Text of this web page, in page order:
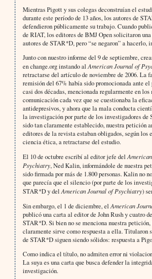
Mientras Pigott y sus colegas deconstruían el
durante este período de 13 años, los autores de
defendieron públicamente su trabajo. Cuando
de RIAT, los editores de BMJ Open solicitaron una
autores de STAR*D, pero “se negaron” a hacerlo,
Junto con nuestro informe del 9 de septiembre,
en change.org instando alAmerican Journal of
retractarse del artículo de noviembre de 2006. La
remisión del 67% había sido promocionada ante el
casi dos décadas, mencionada regularmente en los
comunicación cada vez que se cuestionaba la
antidepresivos, y ahora que la mala conducta
la investigación por parte de los investigadores de
sido tan claramente establecido, nuestra petición
editores de la revista estaban obligados, según los
ciencia ética, a retractarse del estudio.
El 10 de octubre escribí al editor jefe del
Psychiatry, Ned Kalin, informándole de nuestra
sido firmada por más de 1.800 personas. Kalin no
que parecía que el silencio (por parte de los
STAR*D y delAmerican Journal of Psychiatry)
Sin embargo, el 1 de diciembre, elAmerican
publicó una carta al editor de John Rush y cuatro
STAR*D. Si bien no se menciona nuestra
claramente sirve como respuesta a ella. Titularon
de STAR*D siguen siendo sólidos: respuesta a
Como indica el título, no admiten error ni
La suya es una carta que busca defender la
investigación.